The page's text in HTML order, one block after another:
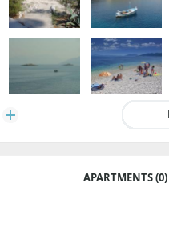
APARTMENTS (0)